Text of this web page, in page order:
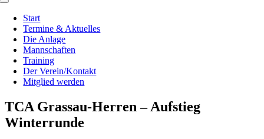
Toggle
Navigation
Start
Termine & Aktuelles
Die Anlage
Mannschaften
Training
Der Verein/Kontakt
Mitglied werden
TCA Grassau-Herren – Aufstieg
Winterrunde